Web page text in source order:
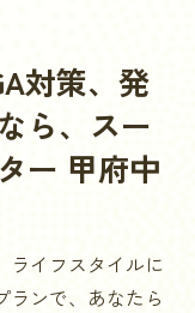
対策、発
ら、スー
ー 甲府中
ライフスタイルに
ランで、あなたら